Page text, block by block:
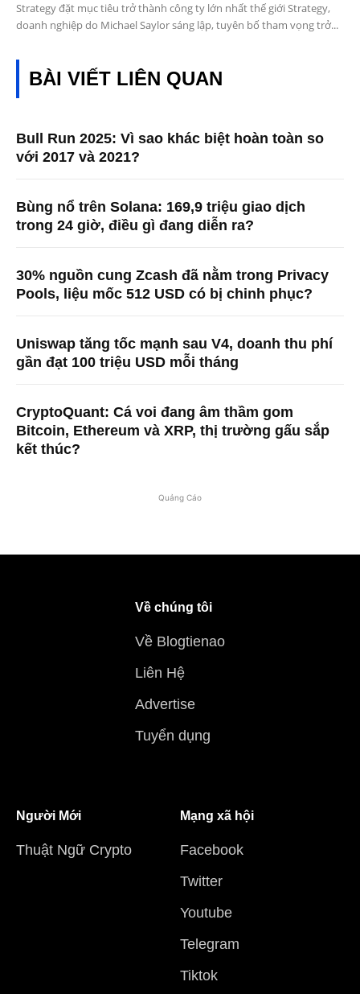
Strategy đặt mục tiêu trở thành công ty lớn nhất thế giới Strategy,
doanh nghiệp do Michael Saylor sáng lập, tuyên bố tham vọng trở...
BÀI VIẾT LIÊN QUAN
Bull Run 2025: Vì sao khác biệt hoàn toàn so
với 2017 và 2021?
Bùng nổ trên Solana: 169,9 triệu giao dịch
trong 24 giờ, điều gì đang diễn ra?
30% nguồn cung Zcash đã nằm trong Privacy
Pools, liệu mốc 512 USD có bị chinh phục?
Uniswap tăng tốc mạnh sau V4, doanh thu phí
gần đạt 100 triệu USD mỗi tháng
CryptoQuant: Cá voi đang âm thầm gom
Bitcoin, Ethereum và XRP, thị trường gấu sắp
kết thúc?
Quảng Cáo
Về chúng tôi
Về Blogtienao
Liên Hệ
Advertise
Tuyển dụng
Người Mới
Thuật Ngữ Crypto
Mạng xã hội
Facebook
Twitter
Youtube
Telegram
Tiktok